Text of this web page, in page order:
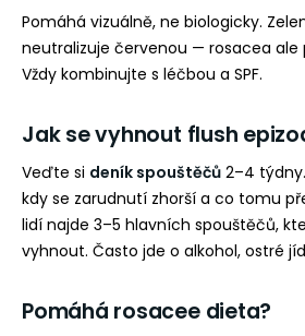
Pomáhá vizuálně, ne biologicky.
neutralizuje červenou — rosacea ale
Vždy kombinujte s léčbou a SPF.
Jak se vyhnout flush
Veďte si deník spouštěčů 2–4
kdy se zarudnutí zhorší a co tomu
lidí najde 3–5 hlavních spouštěčů,
vyhnout. Často jde o alkohol, ostré
Pomáhá rosacee dieta?